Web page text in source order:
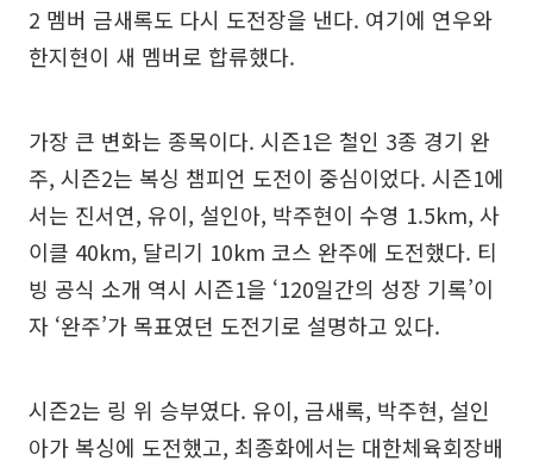
2 멤버 금새록도 다시 도전장을 낸다. 여기에 연우와
한지현이 새 멤버로 합류했다.
가장 큰 변화는 종목이다. 시즌1은 철인 3종 경기 완
주, 시즌2는 복싱 챔피언 도전이 중심이었다. 시즌1에
서는 진서연, 유이, 설인아, 박주현이 수영 1.5km, 사
이클 40km, 달리기 10km 코스 완주에 도전했다. 티
빙 공식 소개 역시 시즌1을 ‘120일간의 성장 기록’이
자 ‘완주’가 목표였던 도전기로 설명하고 있다.
시즌2는 링 위 승부였다. 유이, 금새록, 박주현, 설인
아가 복싱에 도전했고, 최종화에서는 대한체육회장배